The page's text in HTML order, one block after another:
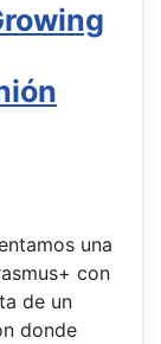
una
con
de un
donde